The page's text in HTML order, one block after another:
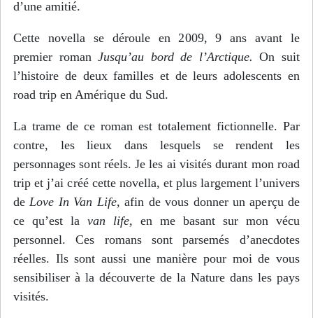
d’une amitié.
Cette novella se déroule en 2009, 9 ans avant le
premier romanJusqu’au bord de l’Arctique. On suit
l’histoire de deux familles et de leurs adolescents en
road trip en Amérique du Sud.
La trame de ce roman est totalement fictionnelle. Par
contre, les lieux dans lesquels se rendent les
personnages sont réels. Je les ai visités durant mon road
trip et j’ai créé cette novella, et plus largement l’univers
deLove In Van Life, afin de vous donner un aperçu de
ce qu’est la van life, en me basant sur mon vécu
personnel. Ces romans sont parsemés d’anecdotes
réelles. Ils sont aussi une manière pour moi de vous
sensibiliser à la découverte de la Nature dans les pays
visités.